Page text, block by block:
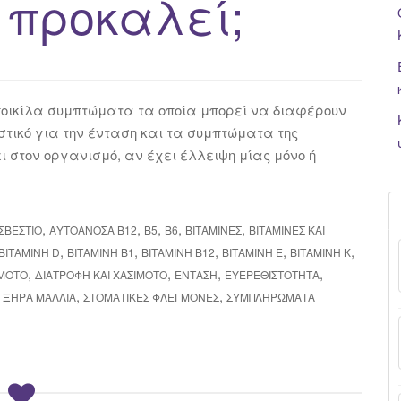
συμπτώματα τα οποία μπορεί να διαφέρουν
για την ένταση και τα συμπτώματα της
στον οργανισμό, αν έχει έλλειψη μίας μόνο ή
, ΑΥΤΟΆΝΟΣΑ Β12, Β5, Β6, ΒΙΤΑΜΊΝΕΣ, ΒΙΤΑΜΊΝΕΣ ΚΑΙ
ΒΙΤΑΜΊΝΗ D, ΒΙΤΑΜΊΝΗ Β1 , ΒΙΤΑΜΊΝΗ Β12, ΒΙΤΑΜΊΝΗ Ε, ΒΙΤΑΜΊΝΗ Κ,
, ΔΙΑΤΡΟΦΉ ΚΑΙ ΧΑΣΙΜΌΤΟ, ΈΝΤΑΣΗ, ΕΥΕΡΕΘΙΣΤΌΤΗΤΑ,
ΞΗΡΆ ΜΑΛΛΙΆ, ΣΤΟΜΑΤΙΚΈΣ ΦΛΕΓΜΟΝΈΣ, ΣΥΜΠΛΗΡΏΜΑΤΑ